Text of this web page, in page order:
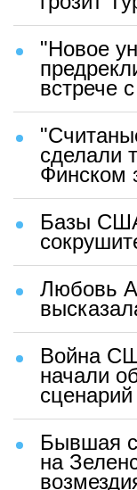
"Новое
встрече
сделали
Финском
Базы
Любовь
Война
начали
сценарий
Бывшая
на